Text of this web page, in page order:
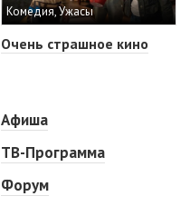
Комедия, Ужасы
Очень страшное кино
Афиша
ТВ-Программа
Форум